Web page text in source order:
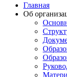
Главная
Об